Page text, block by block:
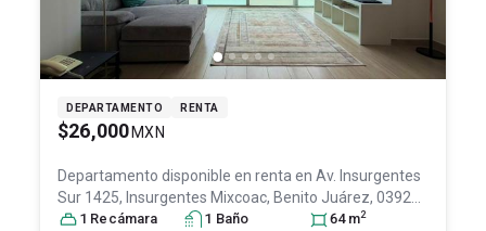
DEPARTAMENTO RENTA
$26,000 MXN
Departamento disponible en renta en Av. Insurgentes
Sur 1425, Insurgentes Mixcoac, Benito Juárez, 03920
Ciudad de México, CDMX #1425, Col. Insurgentes
1 Recámara 1 Baño 64 m2